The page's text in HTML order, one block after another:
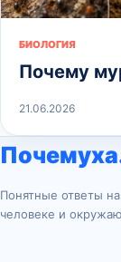
БИОЛОГИЯ
Почему
21.06.2026
Понятные ответы
человеке и